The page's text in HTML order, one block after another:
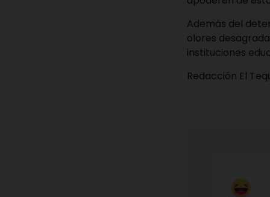
Además del
olores
instituciones
Redacción El